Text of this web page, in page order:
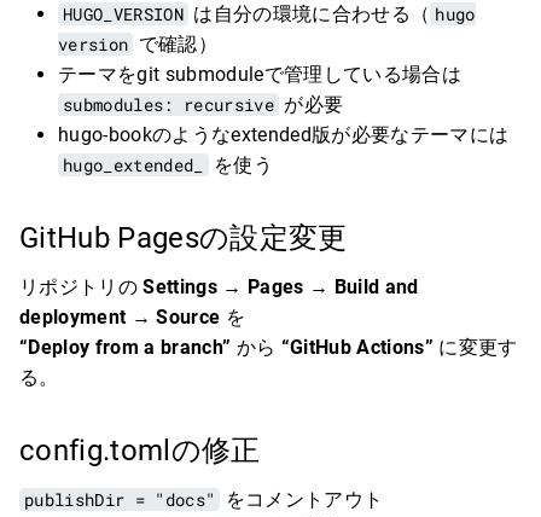
HUGO_VERSION は自分の環境に合わせる（ hugo
version で確認）
テーマをgit submoduleで管理している場合は
submodules: recursive が必要
hugo-bookのようなextended版が必要なテーマには
hugo_extended_
を使う
GitHub Pagesの設定変更
リポジトリのSettings → Pages → Build and
deployment → Source を
“Deploy from a branch” から “GitHub Actions” に変更す
る。
config.tomlの修正
publishDir = "docs"
をコメントアウト